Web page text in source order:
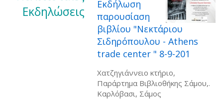
Εκδηλώσεις
Εκδήλωση
παρουσίαση
βιβλίου "Νεκτάριου
Σιδηρόπουλου - Athens
trade center " 8-9-201
Χατζηγιάννειο κτήριο,
Παράρτημα Βιβλιοθήκης Σάμου,.
Καρλόβασι, Σάμος